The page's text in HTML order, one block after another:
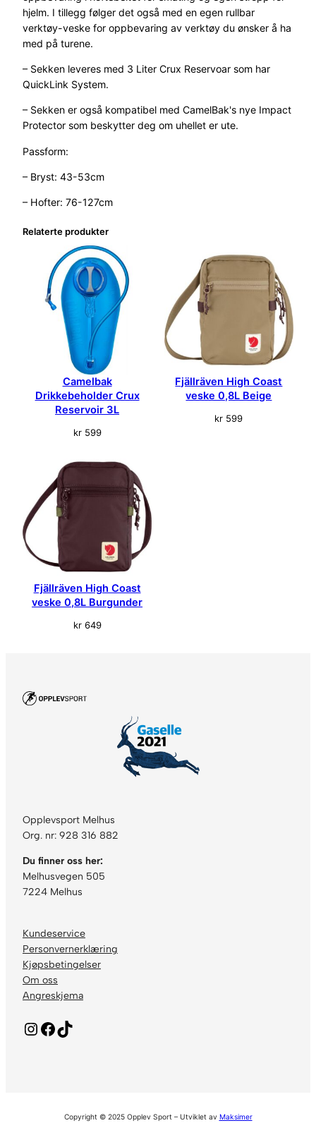
hjelm. I tillegg følger det også med en egen rullbar
verktøy-veske for oppbevaring av verktøy du ønsker å ha
med på turene.
– Sekken leveres med 3 Liter Crux Reservoar som har
QuickLink System.
– Sekken er også kompatibel med CamelBak's nye Impact
Protector som beskytter deg om uhellet er ute.
Passform:
– Bryst: 43-53cm
– Hofter: 76-127cm
Relaterte produkter
Camelbak
Drikkebeholder Crux
Reservoir 3L
kr599
Fjällräven High Coast
veske 0,8L Beige
kr 599
Fjällräven High Coast
veske 0,8L Burgunder
kr649
Opplevsport Melhus
Org. nr: 928 316 882
Du finner oss her:
Melhusvegen 505
7224 Melhus
Kundeservice
Personvernerklæring
Kjøpsbetingelser
Om oss
Angreskjema
Instagram Facebook TikTok
Copyright © 2025 Opplev Sport – Utviklet av Maksimer